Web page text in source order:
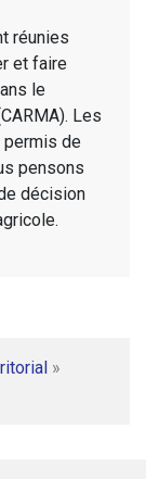
réunies
et faire
le
Les
permis de
pensons
décision
»